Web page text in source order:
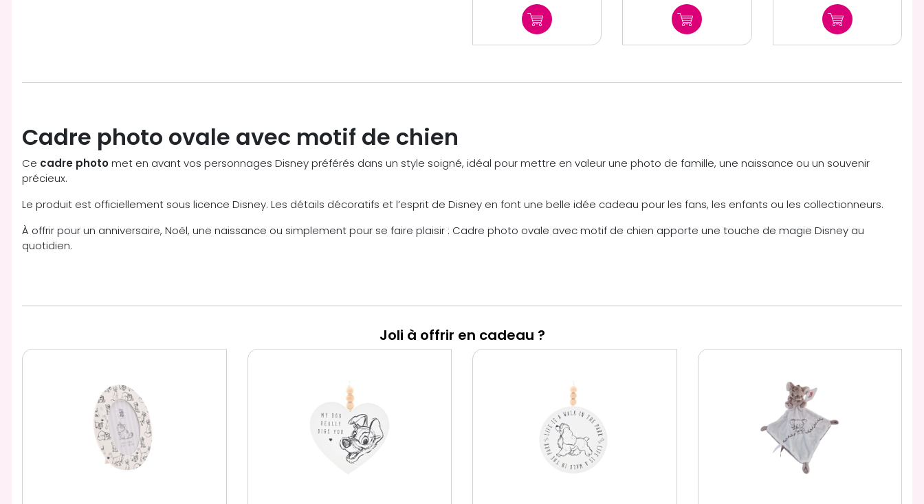
Cadre photo ovale avec motif de chien
Ce cadre photomet en avant vos personnages Disney préférés dans un style soigné, idéal pour mettre en valeur une photo de famille, une naissance ou un souvenir
précieux.
Le produit est officiellement sous licence Disney. Les détails décoratifs et l’esprit de Disney en font une belle idée cadeau pour les fans, les enfants ou les collectionneurs.
À offrir pour un anniversaire, Noël, une naissance ou simplement pour se faire plaisir : Cadre photo ovale avec motif de chien apporte une touche de magie Disney au
quotidien.
Joli à offrir en cadeau ?